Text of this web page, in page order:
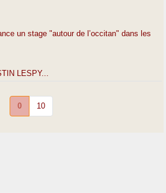
un stage "autour de l’occitan" dans les
LESPY...
0 10